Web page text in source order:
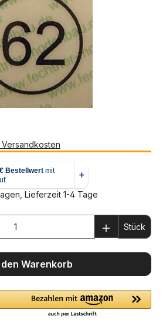
Lieferzeit 1-4 Tage
Gib den gewünschten
Stück
den Warenkorb